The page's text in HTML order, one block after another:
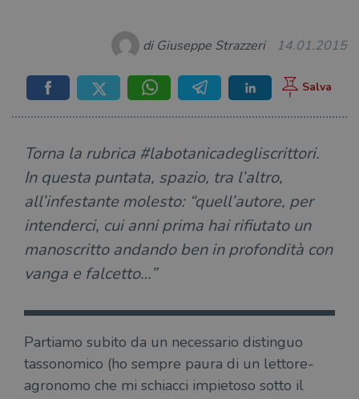
di Giuseppe Strazzeri 14.01.2015
Torna la rubrica #labotanicadegliscrittori.
In questa puntata, spazio, tra l’altro,
all’infestante molesto: “quell’autore, per
intenderci, cui anni prima hai rifiutato un
manoscritto andando ben in profondità con
vanga e falcetto…”
Partiamo subito da un necessario distinguo
tassonomico (ho sempre paura di un lettore-
agronomo che mi schiacci impietoso sotto il